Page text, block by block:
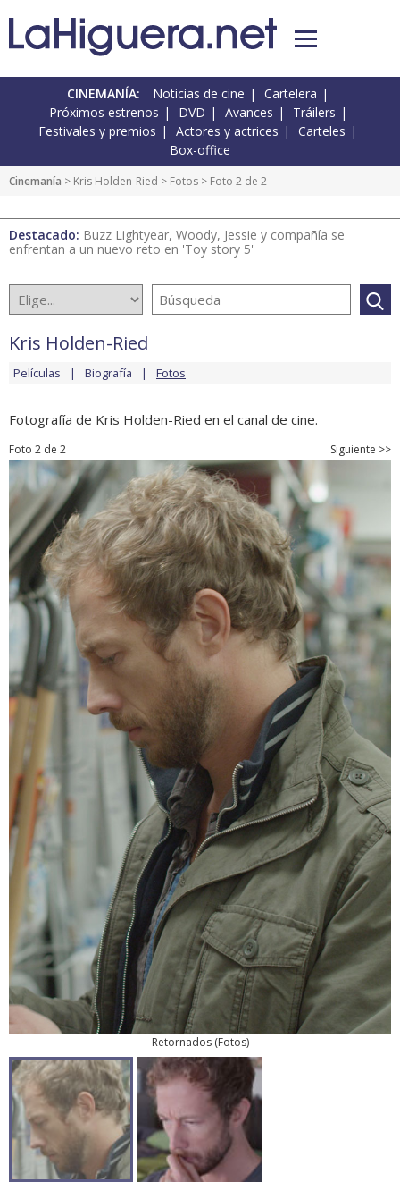
CINEMANÍA: Noticias de cine
Cartelera
Próximos estrenos
DVD Avances
Tráilers
Festivales y premios
Actores y actrices
Carteles
Box-office
Cinemanía > Kris Holden-Ried > Fotos > Foto 2 de 2
Destacado: Buzz Lightyear, Woody, Jessie y compañía se
enfrentan a un nuevo reto en 'Toy story 5'
Kris Holden-Ried
Películas Biografía Fotos
Fotografía de Kris Holden-Ried en el canal de cine.
Foto 2 de 2 Siguiente >>
Retornados(Fotos)